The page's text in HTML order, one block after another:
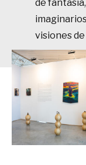
de
visiones